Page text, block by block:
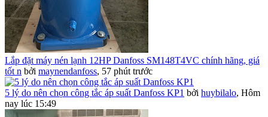
Lắp đặt máy nén lạnh 12HP Danfoss SM148T4VC chính hãng, giá
tốt n bởi maynendanfoss, 57 phút trước
5 lý do nên chọn công tắc áp suất Danfoss KP1 bởi huybilalo, Hôm
nay lúc 15:49